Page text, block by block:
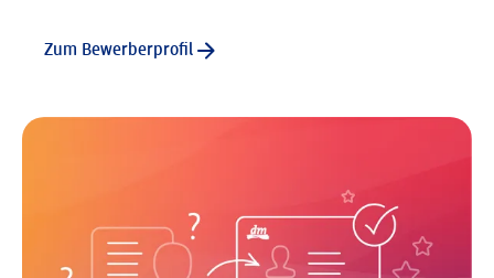
Zum Bewerberprofil